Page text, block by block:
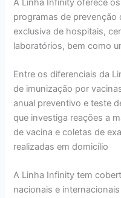
programas de prevenção
exclusiva de hospitais,
laboratórios, bem como
Entre os diferenciais da
de imunização por
anual preventivo e teste
que investiga reações a
de vacina e coletas de
realizadas em domicílio
A Linha Infinity tem
nacionais e